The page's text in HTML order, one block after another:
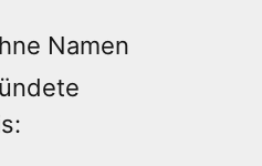
Namen